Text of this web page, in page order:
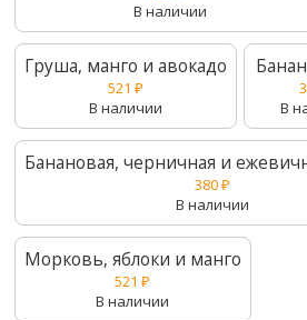
В наличии
Груша, манго и авокадо
521 ₽
В наличии
В
Банановая, черничная и
380₽
В наличии
Морковь, яблоки и манго
521₽
В наличии